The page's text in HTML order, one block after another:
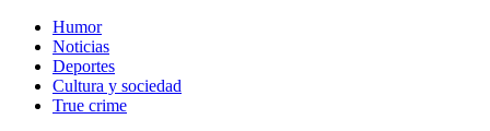
Humor
Noticias
Deportes
Cultura y sociedad
True crime